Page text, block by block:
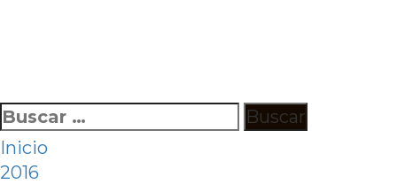
Ir
al
contenido
Buscar:
Inicio
2016